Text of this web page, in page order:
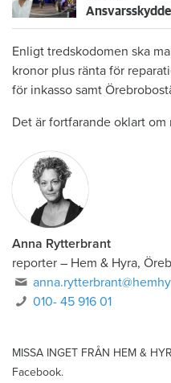
Enligt tredskodomen ska
kronor plus ränta för
för inkasso samt
Det är fortfarande oklart
Anna Rytterbrant
reporter – Hem & Hyra,
010- 45 916 01
MISSA INGET FRÅN HEM &
Facebook.